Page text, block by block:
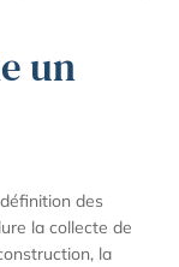
un
des
la collecte de
la